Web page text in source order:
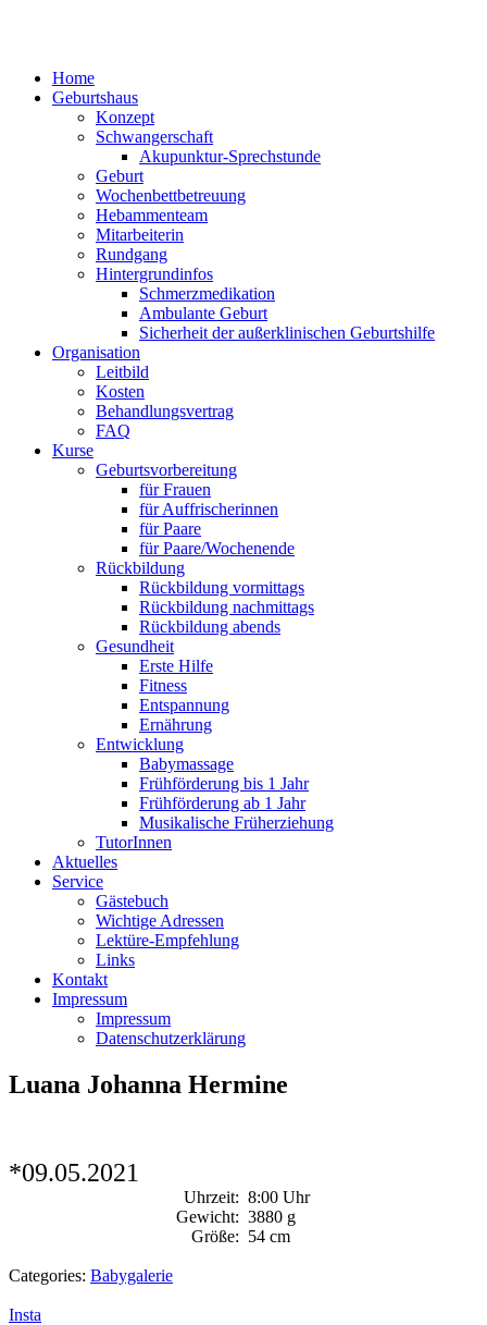
Home
Geburtshaus
Konzept
Schwangerschaft
Akupunktur-Sprechstunde
Geburt
Wochenbettbetreuung
Hebammenteam
Mitarbeiterin
Rundgang
Hintergrundinfos
Schmerzmedikation
Ambulante Geburt
Sicherheit der außerklinischen Geburtshilfe
Organisation
Leitbild
Kosten
Behandlungsvertrag
FAQ
Kurse
Geburtsvorbereitung
für Frauen
für Auffrischerinnen
für Paare
für Paare/Wochenende
Rückbildung
Rückbildung vormittags
Rückbildung nachmittags
Rückbildung abends
Gesundheit
Erste Hilfe
Fitness
Entspannung
Ernährung
Entwicklung
Babymassage
Frühförderung bis 1 Jahr
Frühförderung ab 1 Jahr
Musikalische Früherziehung
TutorInnen
Aktuelles
Service
Gästebuch
Wichtige Adressen
Lektüre-Empfehlung
Links
Kontakt
Impressum
Impressum
Datenschutzerklärung
Luana Johanna Hermine
*09.05.2021
Uhrzeit: 8:00 Uhr
Gewicht: 3880 g
Größe: 54 cm
Categories: Babygalerie
Insta